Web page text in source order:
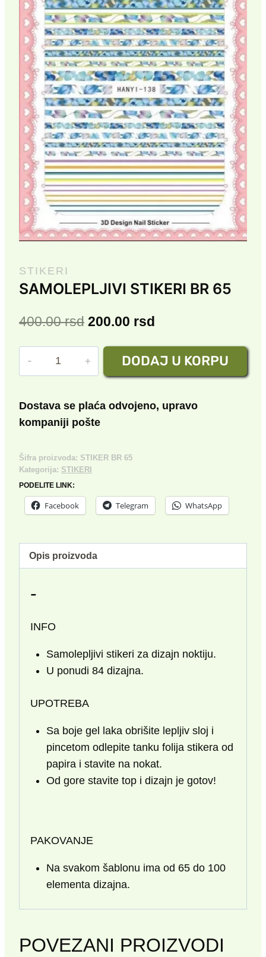
STIKERI
SAMOLEPLJIVI STIKERI BR 65
400.00rsd Originalna
cena
je
400.00 rsd.
200.00 rsd
cena
je:
SAMOLEPLJIVI
65
količina
DODAJ U KORPU
Dostava se plaća odvojeno, upravo
kompaniji pošte
Šifra proizvoda: STIKER BR 65
Kategorija: STIKERI
PODELITE LINK:
Facebook Telegram WhatsApp
Opis proizvoda
-
INFO
Samolepljivi stikeri za dizajn noktiju.
U ponudi 84 dizajna.
UPOTREBA
Sa boje gel laka obrišite lepljiv sloj i
pincetom odlepite tanku folija stikera od
papira i stavite na nokat.
Od gore stavite top i dizajn je gotov!
PAKOVANJE
Na svakom šablonu ima od 65 do 100
elementa dizajna.
POVEZANI PROIZVODI